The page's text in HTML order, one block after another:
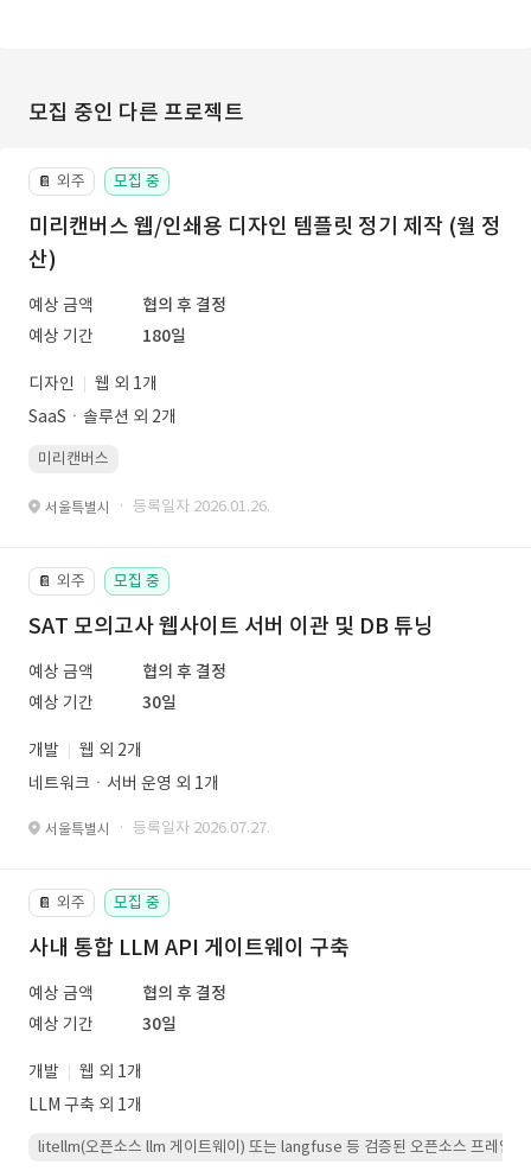
모집 중인 다른 프로젝트
📔 외주 모집 중
미리캔버스 웹/인쇄용 디자인 템플릿 정기 제작 (월 정
산)
예상 금액
협의 후 결정
예상 기간
180일
디자인
웹 외 1개
SaaSㆍ솔루션 외 2개
미리캔버스
서울특별시 · 등록일자 2026.01.26.
📔 외주 모집 중
SAT 모의고사 웹사이트 서버 이관 및 DB 튜닝
예상 금액
협의 후 결정
예상 기간
30일
개발
웹 외 2개
네트워크ㆍ서버 운영 외 1개
서울특별시 · 등록일자 2026.07.27.
📔 외주 모집 중
사내 통합 LLM API 게이트웨이 구축
예상 금액
협의 후 결정
예상 기간
30일
개발
웹 외 1개
LLM 구축 외 1개
litellm(오픈소스 llm 게이트웨이) 또는 langfuse 등 검증된 오픈소스 프레임워